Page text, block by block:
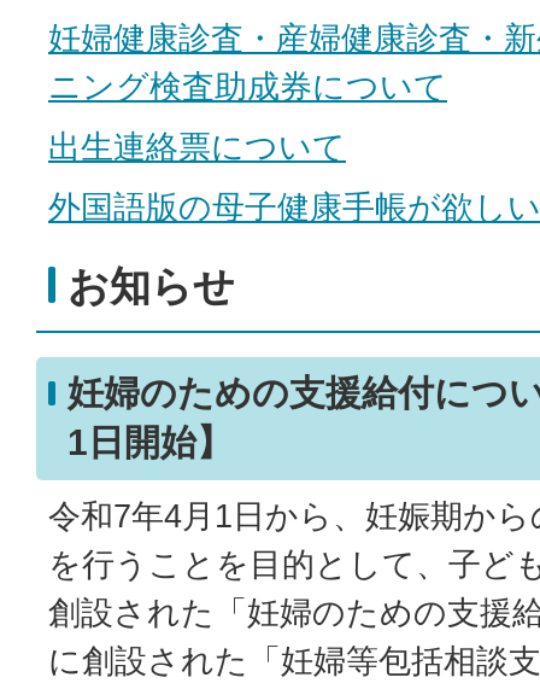
妊婦健康診査・産婦健康診査・
ニング検査助成券について
出生連絡票について
外国語版の母子健康手帳が欲しい
お知らせ
妊婦のための支援給付につ
1日開始】
令和7年4月1日から、妊娠期か
を行うことを目的として、子ど
創設された「妊婦のための支援
に創設された「妊婦等包括相談